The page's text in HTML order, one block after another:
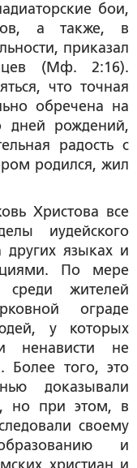
бои,
а также, в
приказал
(Мф. 2:16).
что точная
обречена на
дней рождений,
радость с
родился, жил
Христова все
иудейского
языках и
По мере
среди жителей
ограде
у которых
ненависти не
Более того, это
доказывали
но при этом, в
своему
и
христиан и